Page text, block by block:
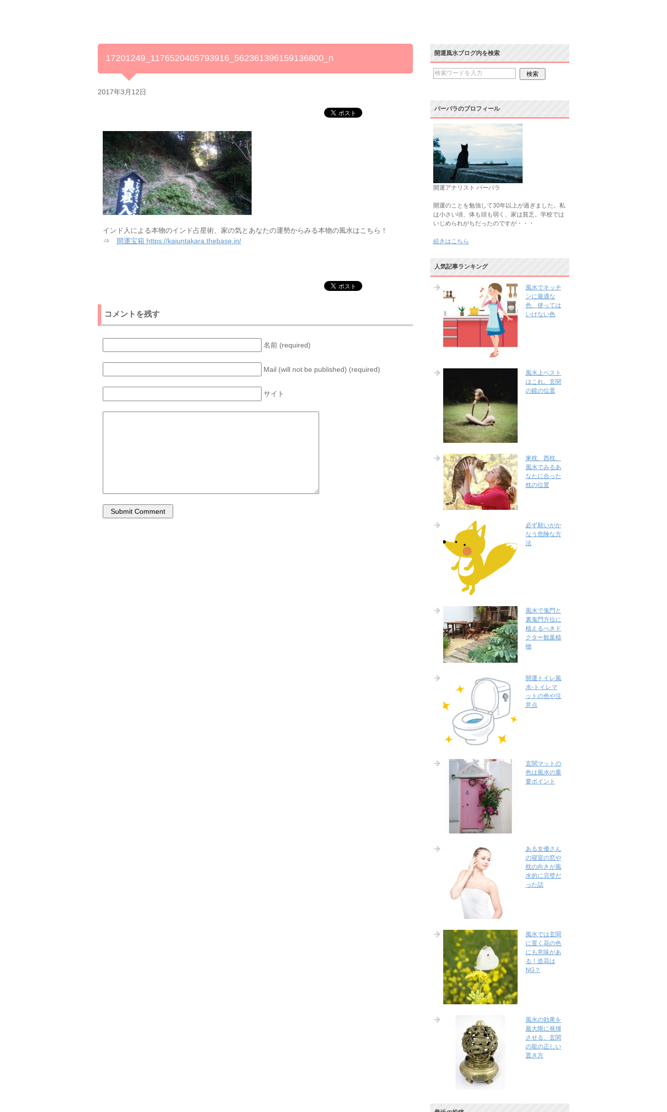
17201249_1176520405793916_562361396159136800_n
2017年3月12日
インド人による本物のインド占星術、家の気とあなたの運勢からみる本物の風水はこちら！
⇒ 開運宝箱 https://kaiuntakara.thebase.in/
コメントを残す
名前 (required)
Mail (will not be published) (required)
サイト
開運風水ブログ内を検索
バーバラのプロフィール
開運アナリスト バーバラ
開運のことを勉強して30年以上が過ぎました。私
は小さい頃、体も頭も弱く、家は貧乏。学校では
いじめられがちだったのですが・・・
続きはこちら
人気記事ランキング
風水でキッチ
ンに最適な
色、使っては
いけない色
風水上ベスト
はこれ。玄関
の鏡の位置
東枕、西枕、
風水でみるあ
なたに合った
枕の位置
必ず願いがか
なう危険な方
法
風水で鬼門と
裏鬼門方位に
植えるべきド
クター観葉植
物
開運トイレ風
水-トイレマ
ットの色や注
意点
玄関マットの
色は風水の重
要ポイント
ある女優さん
の寝室の窓や
枕の向きが風
水的に完璧だ
った話
風水では玄関
に置く花の色
にも意味があ
る！造花は
NG？
風水の効果を
最大限に発揮
させる、玄関
の龍の正しい
置き方